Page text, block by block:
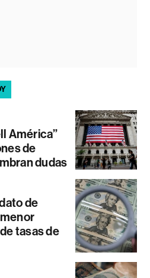
América”
de
dudas
de
tasas de